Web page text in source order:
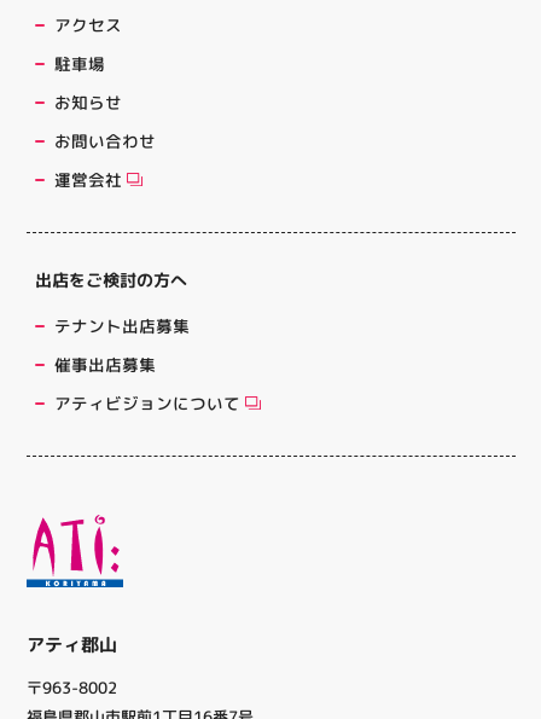
アティ郡山
〒963-8002
アクセス
駐車場
お知らせ
お問い合わせ
運営会社
出店をご検討の方へ
テナント出店募集
催事出店募集
アティビジョンについて